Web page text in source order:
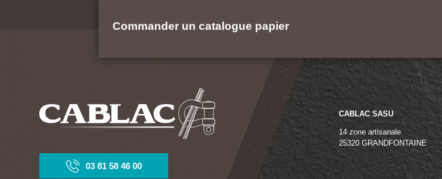
Commander un catalogue papier
03 81 58 46 00
CABLAC SASU
14 zone artisanale
25320 GRANDFONTAINE